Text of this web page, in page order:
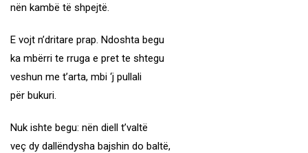
nën kambë të shpejtë.
E vojt n’dritare prap. Ndoshta begu
ka mbërri te rruga e pret te shtegu
veshun me t’arta, mbi ‘j pullali
për bukuri.
Nuk ishte begu: nën diell t’valtë
veç dy dallëndysha bajshin do baltë,